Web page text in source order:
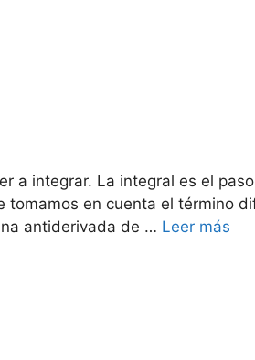
a integrar. La integral es el
en cuenta el término
antiderivada de … Leer más